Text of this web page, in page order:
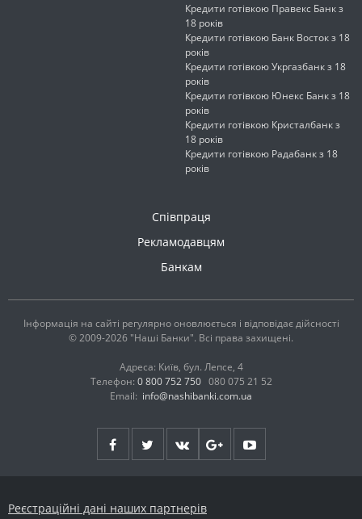
Кредити готівкою Правекс Банк з
18 років
Кредити готівкою Банк Восток з 18
років
Кредити готівкою Укргазбанк з 18
років
Кредити готівкою Юнекс Банк з 18
років
Кредити готівкою Кристалбанк з
18 років
Кредити готівкою Радабанк з 18
років
Співпраця
Рекламодавцям
Банкам
Інформація на сайті регулярно оновлюється і відповідає дійсності
© 2009-2026 "Наші Банки". Всі права захищені.
Адреса: Київ, бул. Лепсе, 4
Телефон: 0 800 752 750 080 075 21 52
Email: info@nashibanki.com.ua
Реєстраційні дані наших партнерів